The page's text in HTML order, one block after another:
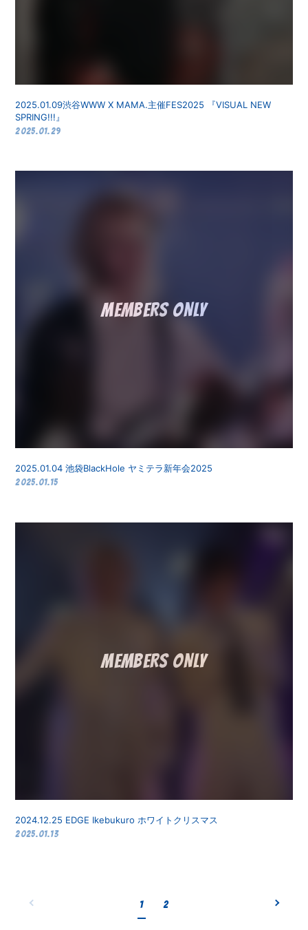
2025.01.09渋谷WWW X MAMA.主催FES2025 『VISUAL NEW
SPRING!!!』
2025.01.29
2025.01.04 池袋BlackHole ヤミテラ新年会2025
2025.01.15
2024.12.25 EDGE Ikebukuro ホワイトクリスマス
2025.01.13
1 2